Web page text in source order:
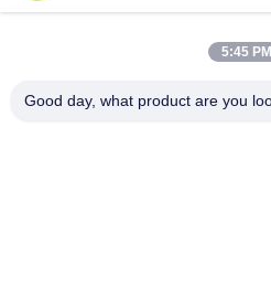
Shenzhen Tunsing
5:45 PM
Good day, what product are you